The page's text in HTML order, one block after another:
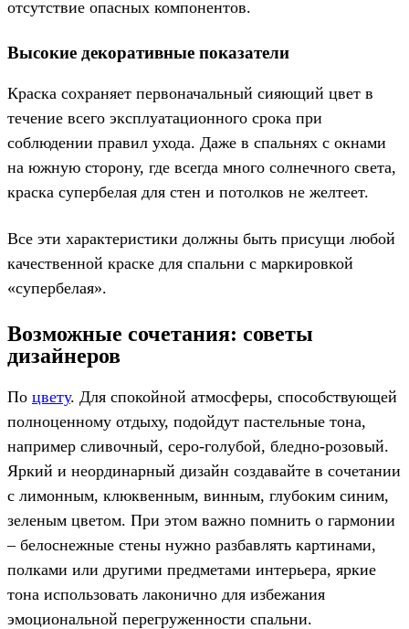
отсутствие опасных компонентов.
Высокие декоративные показатели
Краска сохраняет первоначальный сияющий цвет в
течение всего эксплуатационного срока при
соблюдении правил ухода. Даже в спальнях с окнами
на южную сторону, где всегда много солнечного света,
краска супербелая для стен и потолков не желтеет.
Все эти характеристики должны быть присущи любой
качественной краске для спальни с маркировкой
«супербелая».
Возможные сочетания: советы
дизайнеров
По цвету. Для спокойной атмосферы, способствующей
полноценному отдыху, подойдут пастельные тона,
например сливочный, серо-голубой, бледно-розовый.
Яркий и неординарный дизайн создавайте в сочетании
с лимонным, клюквенным, винным, глубоким синим,
зеленым цветом. При этом важно помнить о гармонии
– белоснежные стены нужно разбавлять картинами,
полками или другими предметами интерьера, яркие
тона использовать лаконично для избежания
эмоциональной перегруженности спальни.